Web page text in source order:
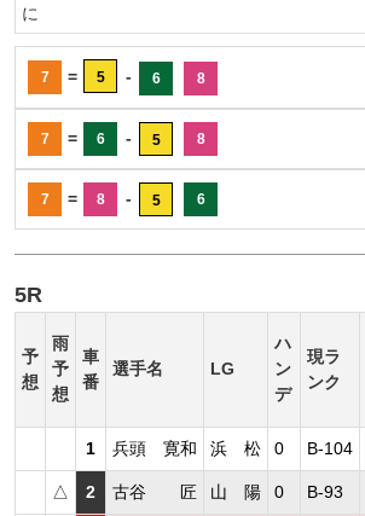
に
7 = 5 - 6 8
7 = 6 - 5 8
7 = 8 - 5 6
5R
予
想
雨
予
想
車
番
選手名 LG
ハ
ン
デ
現ラ
ンク
1 兵頭 寛和 浜 松 0 B-104
△ 2 古谷 匠 山 陽 0 B-93